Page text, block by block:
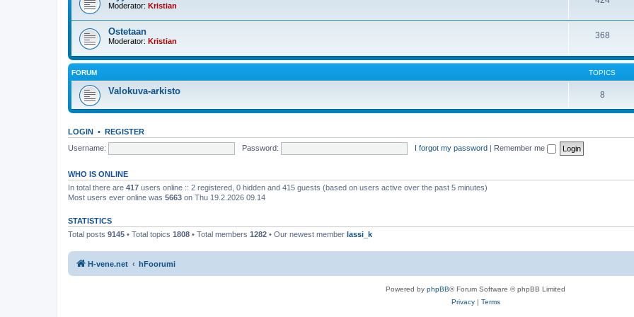
Moderator: Kristian
Ostetaan
Moderator: Kristian
368
FORUM TOPICS
Valokuva-arkisto 8
LOGIN • REGISTER
Username:
Password: I forgot my password | Remember me
WHO IS ONLINE
In total there are 417 users online :: 2 registered, 0 hidden and 415 guests (based on users active over the past 5 minutes)
Most users ever online was 5663 on Thu 19.2.2026 09.14
STATISTICS
Total posts 9145 • Total topics 1808 • Total members 1282 • Our newest member lassi_k
H-vene.net hFoorumi
Powered by phpBB® Forum Software © phpBB Limited
Privacy| Terms